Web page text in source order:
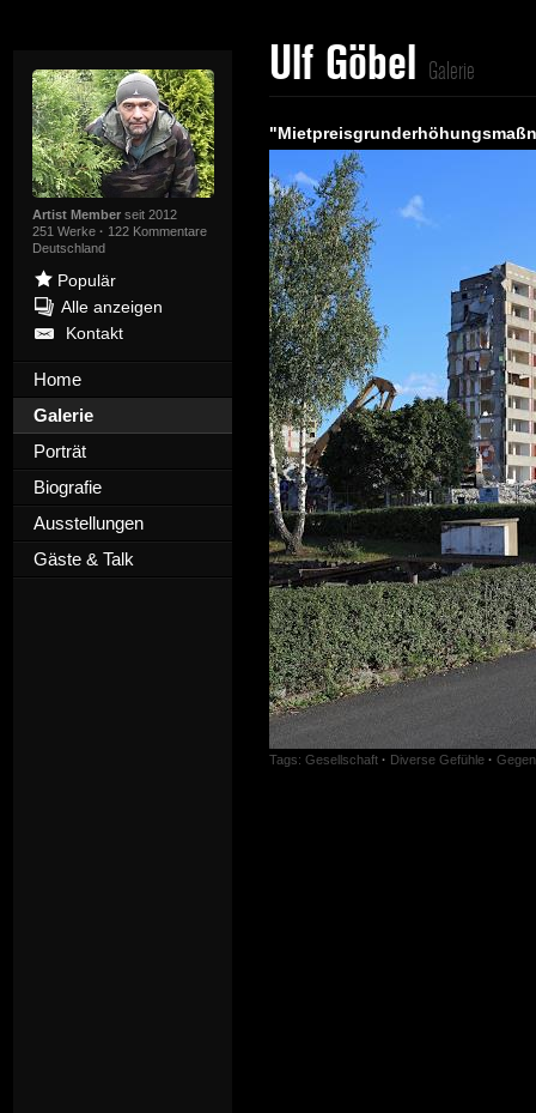
Artist Memberseit 2012
251 Werke · 122 Kommentare
Deutschland
Populär
Alle anzeigen
Kontakt
Home
Galerie
Porträt
Biografie
Ausstellungen
Gäste & Talk
Ulf Göbel Galerie
Tags: Gesellschaft · Diverse Gefühle ·